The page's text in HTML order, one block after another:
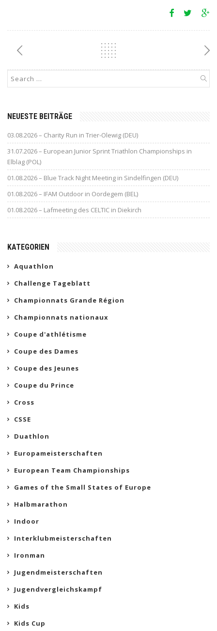
NEUESTE BEITRÄGE
03.08.2026 – Charity Run in Trier-Olewig (DEU)
31.07.2026 – European Junior Sprint Triathlon Championships in
Elblag (POL)
01.08.2026 – Blue Track Night Meeting in Sindelfingen (DEU)
01.08.2026 – IFAM Outdoor in Oordegem (BEL)
01.08.2026 – Lafmeeting des CELTIC in Diekirch
KATEGORIEN
Aquathlon
Challenge Tageblatt
Championnats Grande Région
Championnats nationaux
Coupe d'athlétisme
Coupe des Dames
Coupe des Jeunes
Coupe du Prince
Cross
CSSE
Duathlon
Europameisterschaften
European Team Championships
Games of the Small States of Europe
Halbmarathon
Indoor
Interklubmeisterschaften
Ironman
Jugendmeisterschaften
Jugendvergleichskampf
Kids
Kids Cup